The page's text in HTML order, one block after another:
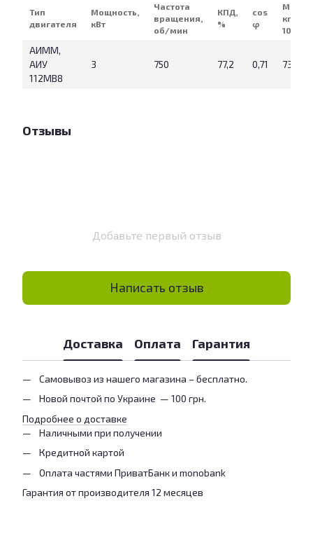
Тип
двигателя
Мощность,
кВт
Частота
вращения,
об/мин
КПД,
%
cos
φ
Масса,
кг (IM
1081)
АИММ,
АИУ
112МВ8
3 750 77,2 0,71 73
Отзывы
Добавьте первый отзыв
Написать отзыв
Доставка Оплата Гарантия
Самовывоз из нашего магазина – бесплатно.
Новой почтой по Украине — 100 грн.
Подробнее о доставке
Наличными при получении
Кредитной картой
Оплата частями ПриватБанк и monobank
Гарантия от производителя 12 месяцев